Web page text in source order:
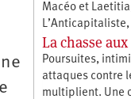
Macéo et
La chasse
Poursuites,
attaques contre
multiplient. Une